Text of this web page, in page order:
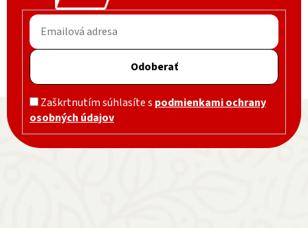
Odoberať
Zaškrtnutím súhlasíte s podmienkami ochrany
osobných údajov
Zápätie